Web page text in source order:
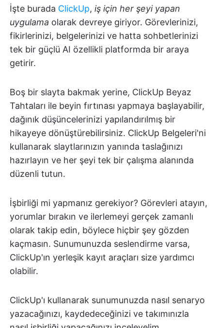
İşte burada ClickUp, iş için her şeyi yapan
uygulama olarak devreye giriyor. Görevlerinizi,
fikirlerinizi, belgelerinizi ve hatta sohbetlerinizi
tek bir güçlü AI özellikli platformda bir araya
getirir.
Boş bir slayta bakmak yerine, ClickUp Beyaz
Tahtaları ile beyin fırtınası yapmaya başlayabilir,
dağınık düşüncelerinizi yapılandırılmış bir
hikayeye dönüştürebilirsiniz. ClickUp Belgeleri'ni
kullanarak slaytlarınızın yanında taslağınızı
hazırlayın ve her şeyi tek bir çalışma alanında
düzenli tutun.
İşbirliği mi yapmanız gerekiyor? Görevleri atayın,
yorumlar bırakın ve ilerlemeyi gerçek zamanlı
olarak takip edin, böylece hiçbir şey gözden
kaçmasın. Sunumunuzda seslendirme varsa,
ClickUp'ın yerleşik kayıt araçları size yardımcı
olabilir.
ClickUp'ı kullanarak sunumunuzda nasıl senaryo
yazacağınızı, kaydedeceğinizi ve takımınızla